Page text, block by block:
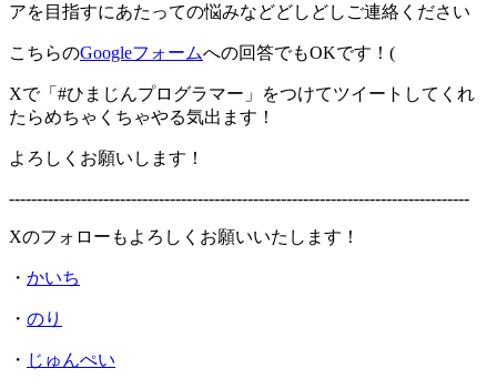
アを目指すにあたっての悩みなどどしどしご連絡ください
こちらのGoogleフォームへの回答でもOKです！(
Xで「#ひまじんプログラマー」をつけてツイートしてくれ
たらめちゃくちゃやる気出ます！
よろしくお願いします！
-----------------------------------------------------------------------------------
Xのフォローもよろしくお願いいたします！
・ かいち
・ のり
・ じゅんぺい